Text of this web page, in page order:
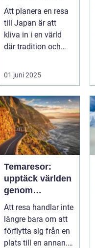
Att planera en resa
till Japan är att
kliva in i en värld
där tradition och
01 juni 2025
Temaresor:
upptäck världen
genom
tematiska
upplevelser
Att resa handlar inte
längre bara om att
förflytta sig från en
plats till en annan.